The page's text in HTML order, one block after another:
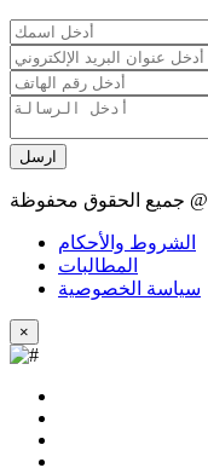
ارسل
جميع الحقوق محفوظة @
الشروط والأحكام
المطالبات
سياسة الخصوصية
×